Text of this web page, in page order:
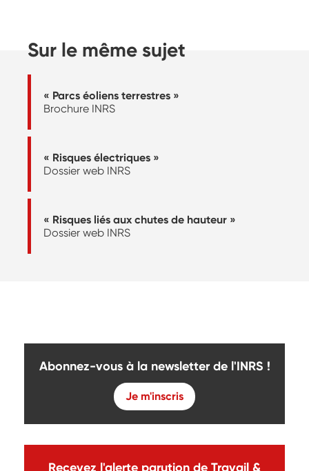
Sur le même sujet
« Parcs éoliens terrestres »
Brochure INRS
« Risques électriques »
Dossier web INRS
« Risques liés aux chutes de hauteur »
Dossier web INRS
Abonnez-vous à la newsletter de l'INRS !
Je m'inscris
Recevez l'alerte parution de Travail &